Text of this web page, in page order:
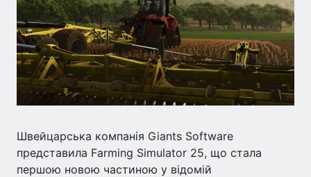
Швейцарська компанія Giants Software
представила Farming Simulator 25, що стала
першою новою частиною у відомій